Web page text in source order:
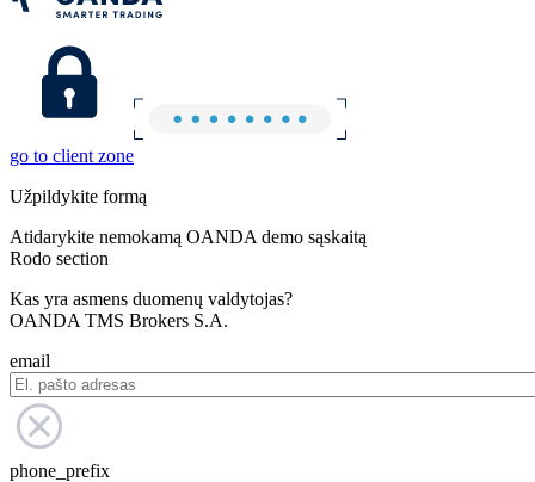
go to client zone
Užpildykite formą
Atidarykite nemokamą OANDA demo sąskaitą
Rodo section
Kas yra asmens duomenų valdytojas?
OANDA TMS Brokers S.A.
email
phone_prefix